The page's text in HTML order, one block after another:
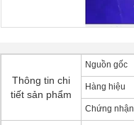
Thông tin chi
tiết sản phẩm
Nguồn gốc
Hàng hiệu
Chứng nhận